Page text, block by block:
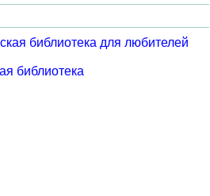
библиотека